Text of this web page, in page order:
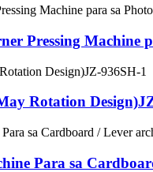
Pressing Machine
Rotation Design)
Para sa